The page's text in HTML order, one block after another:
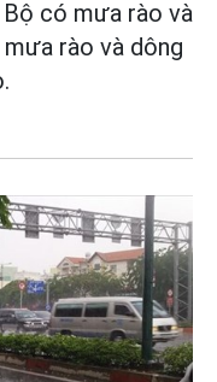
có mưa rào và
rào và dông